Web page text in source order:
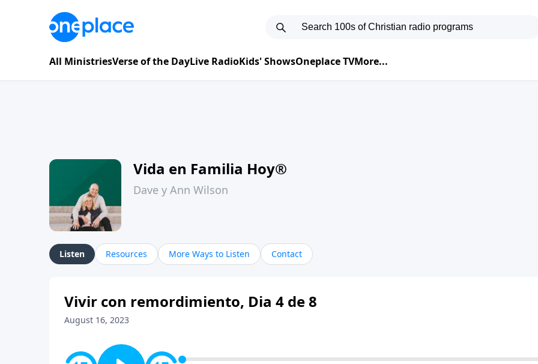
All MinistriesVerse of the DayLive RadioKids' ShowsOneplace TVMore...
Vida en Familia Hoy®
Dave y Ann Wilson
Listen Resources More Ways to Listen Contact
Vivir con remordimiento, Dia 4 de 8
August 16, 2023